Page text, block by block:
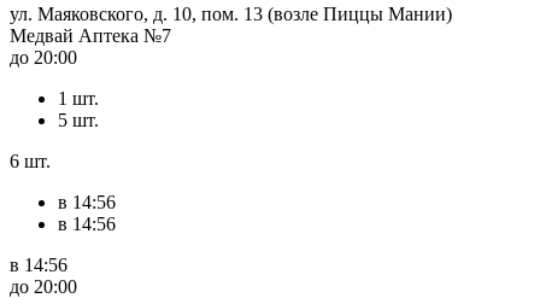
ул. Маяковского, д. 10, пом. 13 (возле Пиццы Мании)
Медвай Аптека №7
до 20:00
1 шт.
5 шт.
6 шт.
в 14:56
в 14:56
в 14:56
до 20:00